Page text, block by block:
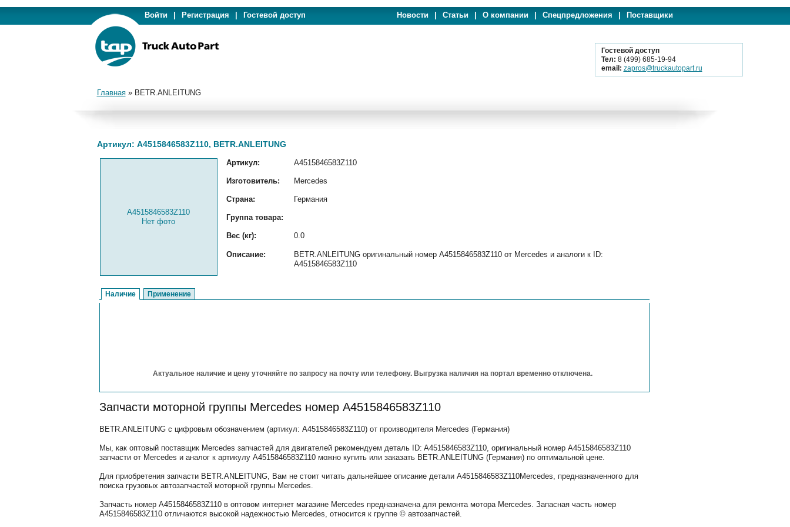
Войти Регистрация Гостевой доступ Новости Статьи О компании Спецпредложения Поставщики
Гостевой доступ
Тел: 8 (499) 685-19-94
email: zapros@truckautopart.ru
Главная» BETR.ANLEITUNG
Артикул: A4515846583Z110, BETR.ANLEITUNG
A4515846583Z110
Нет фото
Артикул: A4515846583Z110
Изготовитель: Mercedes
Страна: Германия
Группа товара:
Вес (кг): 0.0
Описание:
BETR.ANLEITUNG оригинальный номер A4515846583Z110 от Mercedes и аналоги к ID:
A4515846583Z110
Наличие Применение
Актуальное наличие и цену уточняйте по запросу на почту или телефону. Выгрузка наличия на портал временно отключена.
Запчасти моторной группы Mercedes номер A4515846583Z110
BETR.ANLEITUNG с цифровым обозначением (артикул: A4515846583Z110) от производителя Mercedes (Германия)
Мы, как оптовый поставщик Mercedes запчастей для двигателей рекомендуем деталь ID: A4515846583Z110, оригинальный номер A4515846583Z110
запчасти от Mercedes и аналог к артикулу A4515846583Z110 можно купить или заказать BETR.ANLEITUNG (Германия) по оптимальной цене.
Для приобретения запчасти BETR.ANLEITUNG, Вам не стоит читать дальнейшее описание детали A4515846583Z110Mercedes, предназначенного для
поиска грузовых автозапчастей моторной группы Mercedes.
Запчасть номер A4515846583Z110 в оптовом интернет магазине Mercedes предназначена для ремонта мотора Mercedes. Запасная часть номер
A4515846583Z110 отличаются высокой надежностью Mercedes, относится к группе © автозапчастей.